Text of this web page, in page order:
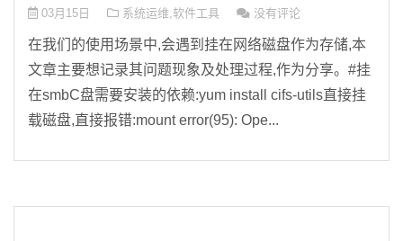
03月15日 系统运维,软件工具 没有评论
在我们的使用场景中,会遇到挂在网络磁盘作为存储,本
文章主要想记录其问题现象及处理过程,作为分享。#挂
在smbC盘需要安装的依赖:yum install cifs-utils直接挂
载磁盘,直接报错:mount error(95): Ope...